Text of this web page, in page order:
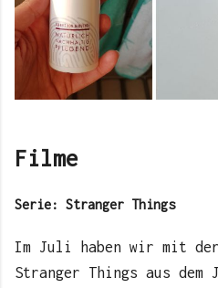
Filme
Serie: Stranger Things
Im Juli haben wir mit
Stranger Things aus dem